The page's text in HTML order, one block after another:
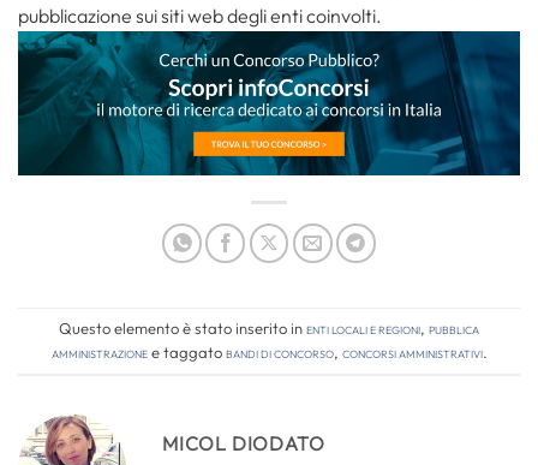
pubblicazione sui siti web degli enti coinvolti.
Questo elemento è stato inserito inEnti locali e regioni, Pubblica
amministrazionee taggatobandi di concorso, concorsi amministrativi.
MICOL DIODATO